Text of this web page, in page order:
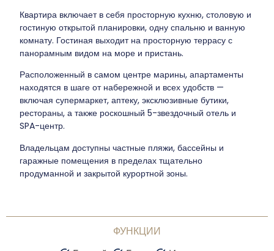
Квартира включает в себя просторную кухню, столовую и
гостиную открытой планировки, одну спальню и ванную
комнату. Гостиная выходит на просторную террасу с
панорамным видом на море и пристань.
Расположенный в самом центре марины, апартаменты
находятся в шаге от набережной и всех удобств —
включая супермаркет, аптеку, эксклюзивные бутики,
рестораны, а также роскошный 5-звездочный отель и
SPA-центр.
Владельцам доступны частные пляжи, бассейны и
гаражные помещения в пределах тщательно
продуманной и закрытой курортной зоны.
ФУНКЦИИ